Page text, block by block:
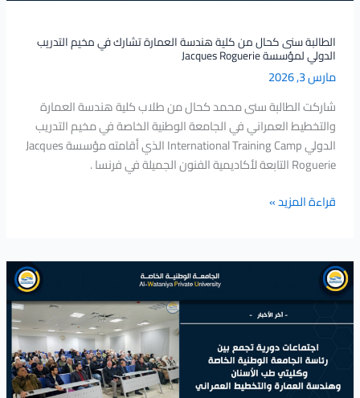
الطالبة سنى كحال من كلية هندسة العمارة تشارك في مخيم التدريب
الدولي لمؤسسة Jacques Roguerie
مارس 3, 2026
شاركت الطالبة سنى محمد كحال من طلاب كلية هندسة العمارة
والتخطيط العمراني في الجامعة الوطنية الخاصة في مخيم التدريب
الدولي International Training Camp الذي أقامته مؤسسة Jacques
Roguerie التابعة لأكاديمية الفنون الجميلة في فرنسا .
الدولي
لمؤسسة
Jacques
Roguerie
قراءة المزيد »
اجتماعات
دورية
تجمع
بين
رئاسة
الجامعة
الوطنية